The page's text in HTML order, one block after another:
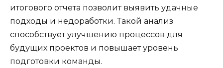
итогового отчета позволит выявить удачные
подходы и недоработки. Такой анализ
способствует улучшению процессов для
будущих проектов и повышает уровень
подготовки команды.